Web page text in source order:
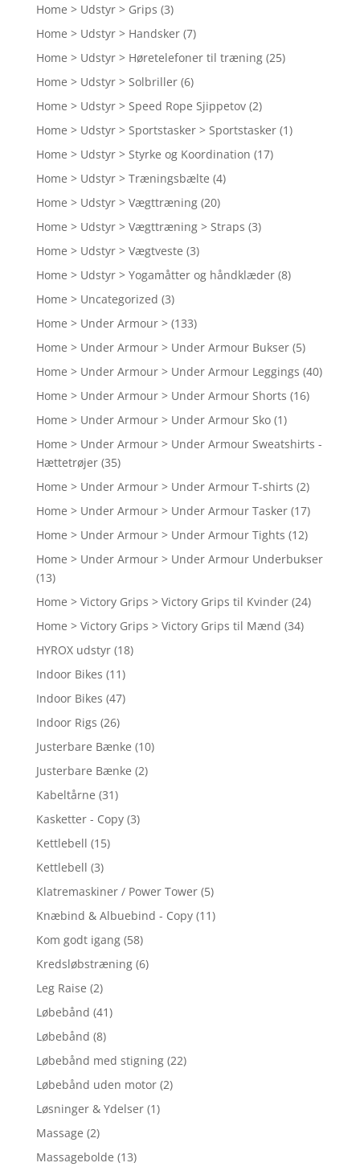
Home > Udstyr > Grips (3)
Home > Udstyr > Handsker (7)
Home > Udstyr > Høretelefoner til træning (25)
Home > Udstyr > Solbriller (6)
Home > Udstyr > Speed Rope Sjippetov (2)
Home > Udstyr > Sportstasker > Sportstasker (1)
Home > Udstyr > Styrke og Koordination (17)
Home > Udstyr > Træningsbælte (4)
Home > Udstyr > Vægttræning (20)
Home > Udstyr > Vægttræning > Straps (3)
Home > Udstyr > Vægtveste (3)
Home > Udstyr > Yogamåtter og håndklæder (8)
Home > Uncategorized (3)
Home > Under Armour > (133)
Home > Under Armour > Under Armour Bukser (5)
Home > Under Armour > Under Armour Leggings (40)
Home > Under Armour > Under Armour Shorts (16)
Home > Under Armour > Under Armour Sko (1)
Home > Under Armour > Under Armour Sweatshirts -
Hættetrøjer (35)
Home > Under Armour > Under Armour T-shirts (2)
Home > Under Armour > Under Armour Tasker (17)
Home > Under Armour > Under Armour Tights (12)
Home > Under Armour > Under Armour Underbukser
(13)
Home > Victory Grips > Victory Grips til Kvinder (24)
Home > Victory Grips > Victory Grips til Mænd (34)
HYROX udstyr (18)
Indoor Bikes (11)
Indoor Bikes (47)
Indoor Rigs (26)
Justerbare Bænke (10)
Justerbare Bænke (2)
Kabeltårne (31)
Kasketter - Copy (3)
Kettlebell (15)
Kettlebell (3)
Klatremaskiner / Power Tower (5)
Knæbind & Albuebind - Copy (11)
Kom godt igang (58)
Kredsløbstræning (6)
Leg Raise (2)
Løbebånd (41)
Løbebånd (8)
Løbebånd med stigning (22)
Løbebånd uden motor (2)
Løsninger & Ydelser (1)
Massage (2)
Massagebolde (13)